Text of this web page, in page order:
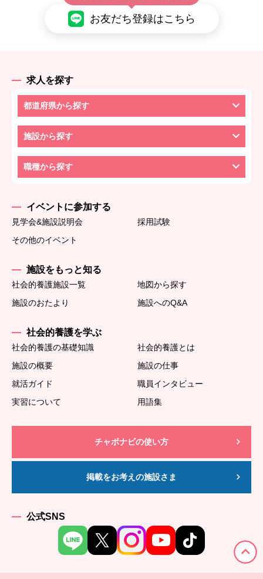
お友だち登録はこちら
求人を探す
都道府県から探す
施設から探す
職種から探す
イベントに参加する
見学会&施設説明会
採用試験
その他のイベント
施設をもっと知る
社会的養護施設一覧
地図から探す
施設のおたより
施設へのQ&A
社会的養護を学ぶ
社会的養護の基礎知識
社会的養護とは
施設の概要
施設の仕事
就活ガイド
職員インタビュー
実習について
用語集
チャボナビの使い方
掲載をお考えの施設さま
公式SNS